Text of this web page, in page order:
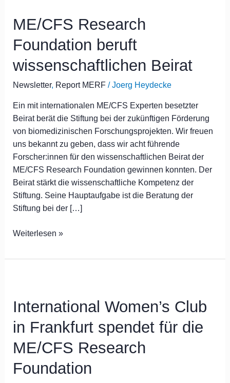
ME/CFS Research
Foundation beruft
wissenschaftlichen Beirat
Newsletter, Report MERF/Joerg Heydecke
Ein mit internationalen ME/CFS Experten besetzter
Beirat berät die Stiftung bei der zukünftigen Förderung
von biomedizinischen Forschungsprojekten. Wir freuen
uns bekannt zu geben, dass wir acht führende
Forscher:innen für den wissenschaftlichen Beirat der
ME/CFS Research Foundation gewinnen konnten. Der
Beirat stärkt die wissenschaftliche Kompetenz der
Stiftung. Seine Hauptaufgabe ist die Beratung der
Stiftung bei der […]
Foundation
wissenschaftlichen
Beirat
Weiterlesen »
International Women’s Club
in Frankfurt spendet für die
ME/CFS Research
Foundation
Club
Frankfurt
spendet
für
die